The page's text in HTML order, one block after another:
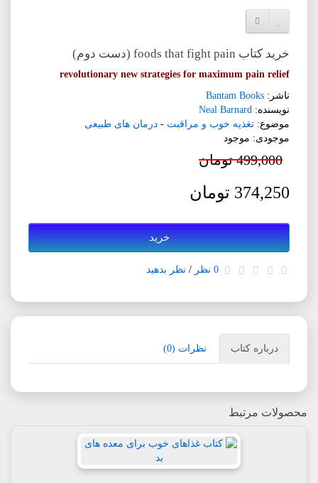
افزودن به لیست دلخواه
خرید کتاب foods that fight pain (دست دوم)
revolutionary new strategies for maximum pain relief
ناشر: Bantam Books
نویسنده: Neal Barnard
موضوع: تغذیه خوب و مراقبت - درمان های طبیعی
موجودی: موجود
499,000 تومان
374,250 تومان
خرید
0 نظر / نظر بدهید
درباره کتاب نظرات (0)
محصولات مرتبط